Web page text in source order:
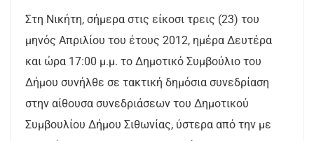
Στη Νικήτη, σήμερα στις είκοσι τρεις (23) του
μηνός Απριλίου του έτους 2012, ημέρα Δευτέρα
και ώρα 17:00 μ.μ. το Δημοτικό Συμβούλιο του
Δήμου συνήλθε σε τακτική δημόσια συνεδρίαση
στην αίθουσα συνεδριάσεων του Δημοτικού
Συμβουλίου Δήμου Σιθωνίας, ύστερα από την με